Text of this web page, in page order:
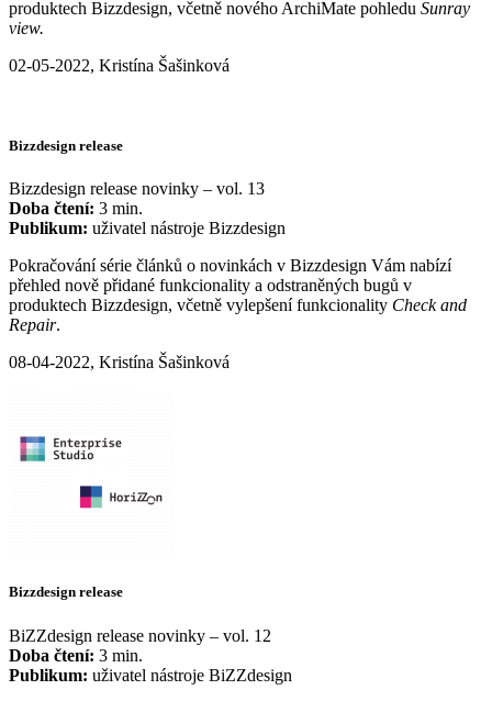
produktech Bizzdesign, včetně nového ArchiMate pohledu Sunray
view.
02-05-2022, Kristína Šašinková
Bizzdesign release
Bizzdesign release novinky – vol. 13
Doba čtení: 3 min.
Publikum: uživatel nástroje Bizzdesign
Pokračování série článků o novinkách v Bizzdesign Vám nabízí
přehled nově přidané funkcionality a odstraněných bugů v
produktech Bizzdesign, včetně vylepšení funkcionality Check and
Repair.
08-04-2022, Kristína Šašinková
Bizzdesign release
BiZZdesign release novinky – vol. 12
Doba čtení: 3 min.
Publikum: uživatel nástroje BiZZdesign